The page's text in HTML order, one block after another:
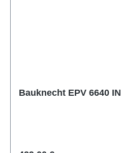
Bauknecht EPV 6640 IN